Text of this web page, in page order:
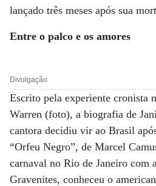
lançado três meses após sua
Entre o palco e os amores
Divulgação
Escrito pela experiente cronista
Warren (foto), a biografia de
cantora decidiu vir ao Brasil
“Orfeu Negro”, de Marcel
carnaval no Rio de Janeiro com
Gravenites, conheceu o